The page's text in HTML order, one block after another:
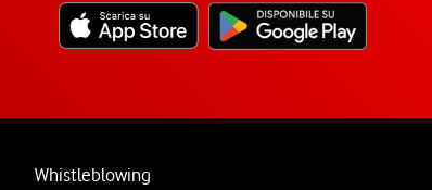
Whistleblowing